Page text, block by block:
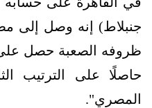
جنبلاط) إنه وصل إلى
ظروفه الصعبة حصل على
حاصلًا على الترتيب
المصري".